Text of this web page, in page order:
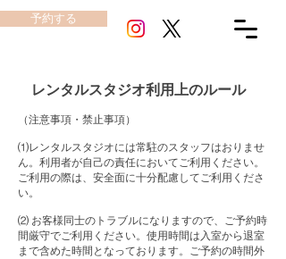
予約する
​レンタルスタジオ利用上のルール
（注意事項・禁止事項）
⑴レンタルスタジオには常駐のスタッフはおりませ
ん。利用者が自己の責任においてご利用ください。
ご利用の際は、安全面に十分配慮してご利用くださ
い。
⑵ お客様同士のトラブルになりますので、ご予約時
間厳守でご利用ください。使用時間は入室から退室
まで含めた時間となっております。ご予約の時間外